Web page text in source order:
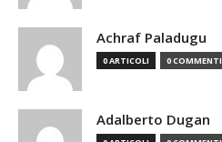
Achraf Paladugu
0 ARTICOLI 0 COMMENTI
Adalberto Dugan